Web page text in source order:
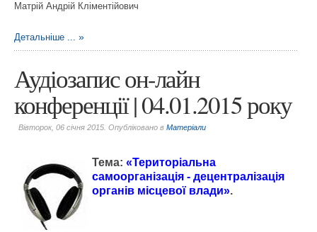
Матрій Андрій Кліментійович
Детальніше ...
Аудіозапис он-лайн
конференції | 04.01.2015 року
Вівторок, 06 січня 2015. Опубліковано в Матеріали
Тема: «Територіальна
самоорганізація - децентралізація
органів місцевої влади».